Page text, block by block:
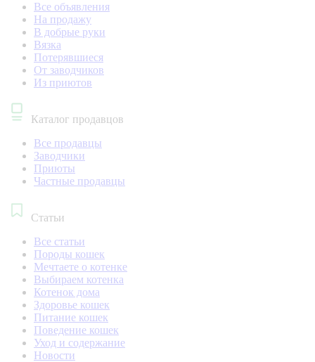
Все объявления
На продажу
В добрые руки
Вязка
Потерявшиеся
От заводчиков
Из приютов
Каталог продавцов
Все продавцы
Заводчики
Приюты
Частные продавцы
Статьи
Все статьи
Породы кошек
Мечтаете о котенке
Выбираем котенка
Котенок дома
Здоровье кошек
Питание кошек
Поведение кошек
Уход и содержание
Новости